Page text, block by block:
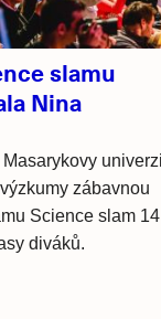
slamu
Nina
zábavnou
Science slam
diváků.